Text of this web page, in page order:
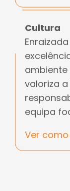
Cultura
valoriza
equipa
Ver como